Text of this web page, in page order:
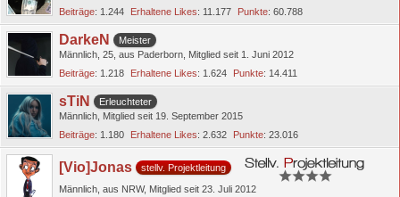
Beiträge 1.244 Erhaltene Likes 11.177 Punkte 60.788
DarkeN
Meister
Männlich 25 aus Paderborn Mitglied seit 1. Juni 2012
Beiträge 1.218 Erhaltene Likes 1.624 Punkte 14.411
sTiN
Erleuchteter
Männlich Mitglied seit 19. September 2015
Beiträge 1.180 Erhaltene Likes 2.632 Punkte 23.016
[Vio]Jonas
stellv. Projektleitung
Männlich aus NRW Mitglied seit 23. Juli 2012